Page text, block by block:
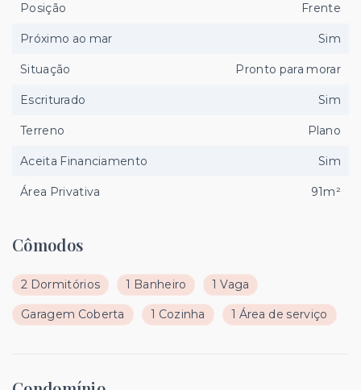
Cômodos
2 Dormitórios 1 Banheiro 1 Vaga
Garagem Coberta 1 Cozinha 1 Área de serviço
Posição Frente
Próximo ao mar Sim
Situação Pronto para morar
Escriturado Sim
Terreno Plano
Aceita Financiamento Sim
Área Privativa 91m²